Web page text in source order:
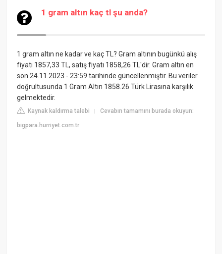
1 gram altın kaç tl şu anda?
1 gram altın ne kadar ve kaç TL? Gram altının bugünkü alış
fiyatı 1857,33 TL, satış fiyatı 1858,26 TL'dir. Gram altın en
son 24.11.2023 - 23:59 tarihinde güncellenmiştir. Bu veriler
doğrultusunda 1 Gram Altın 1858.26 Türk Lirasına karşılık
gelmektedir.
Kaynak kaldırma talebi |Cevabın tamamını burada okuyun:
bigpara.hurriyet.com.tr